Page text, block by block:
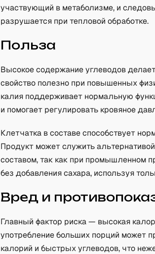
участвующий в метаболизме, и
разрушается при тепловой обработке.
Польза
Высокое содержание углеводов
свойство полезно при повышенных
калия поддерживает нормальную
и помогает регулировать кровяное
Клетчатка в составе способствует
Продукт может служить
составом, так как при промышленном
без добавления сахара, используя
Вред и
Главный фактор риска — высокая
употребление больших порций может
калорий и быстрых углеводов, что